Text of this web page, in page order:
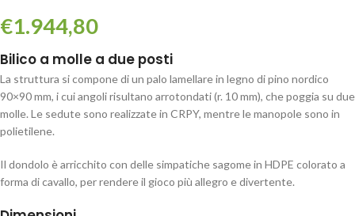
€1.944,80
Bilico a molle a due posti
La struttura si compone di un palo lamellare in legno di pino nordico
90×90 mm, i cui angoli risultano arrotondati (r. 10 mm), che poggia su due
molle. Le sedute sono realizzate in CRPY, mentre le manopole sono in
polietilene.
Il dondolo è arricchito con delle simpatiche sagome in HDPE colorato a
forma di cavallo, per rendere il gioco più allegro e divertente.